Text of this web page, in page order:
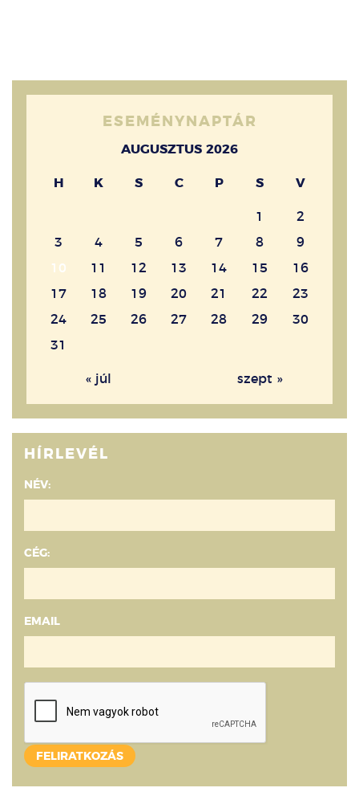
ESEMÉNYNAPTÁR
AUGUSZTUS 2026
H K S C P S V
1
2
3
4 5 6 7 8
9
10
11 12 13 14 15
16
17
18 19 20 21 22
23
24
25 26 27 28 29
30
31
« júl szept »
HÍRLEVÉL
NÉV:
CÉG:
EMAIL